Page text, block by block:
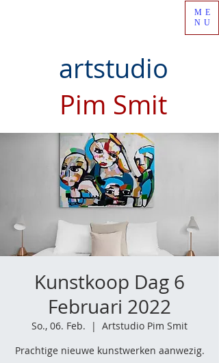
artstudio
Pim Smit
ME
NU
Kunstkoop Dag 6
Februari 2022
So., 06. Feb.
  |
Artstudio Pim Smit
Prachtige nieuwe kunstwerken aanwezig.